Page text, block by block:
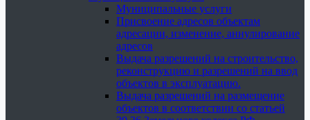
Муниципальные услуги
Присвоение адресов объектам
адресации, изменение, аннулирование
адресов
Выдача разрешений на строительство,
реконструкцию и разрешений на ввод
объектов в эксплуатацию.
Выдача разрешений на размещение
объектов в соответствии со статьей